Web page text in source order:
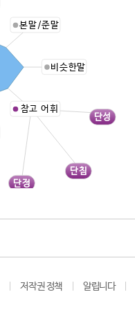
본말/준말
비슷한말
단성
단정
단침
참고 어휘
저작권 정책 알립니다